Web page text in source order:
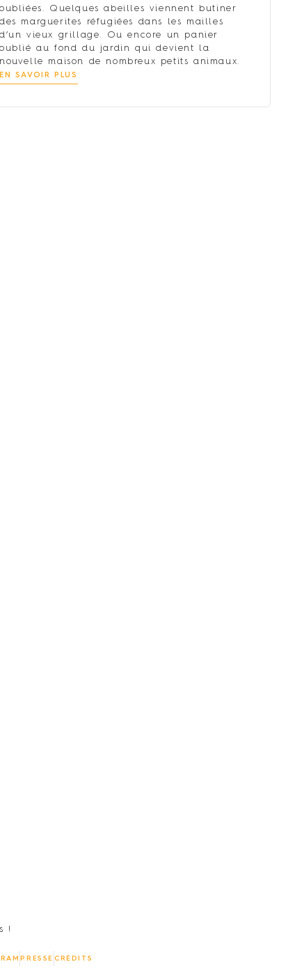
oubliées. Quelques abeilles viennent butiner
des marguerites réfugiées dans les mailles
d’un vieux grillage. Ou encore un panier
oublié au fond du jardin qui devient la
nouvelle maison de nombreux petits animaux.
EN SAVOIR PLUS
!
PRESSE CRÉDITS